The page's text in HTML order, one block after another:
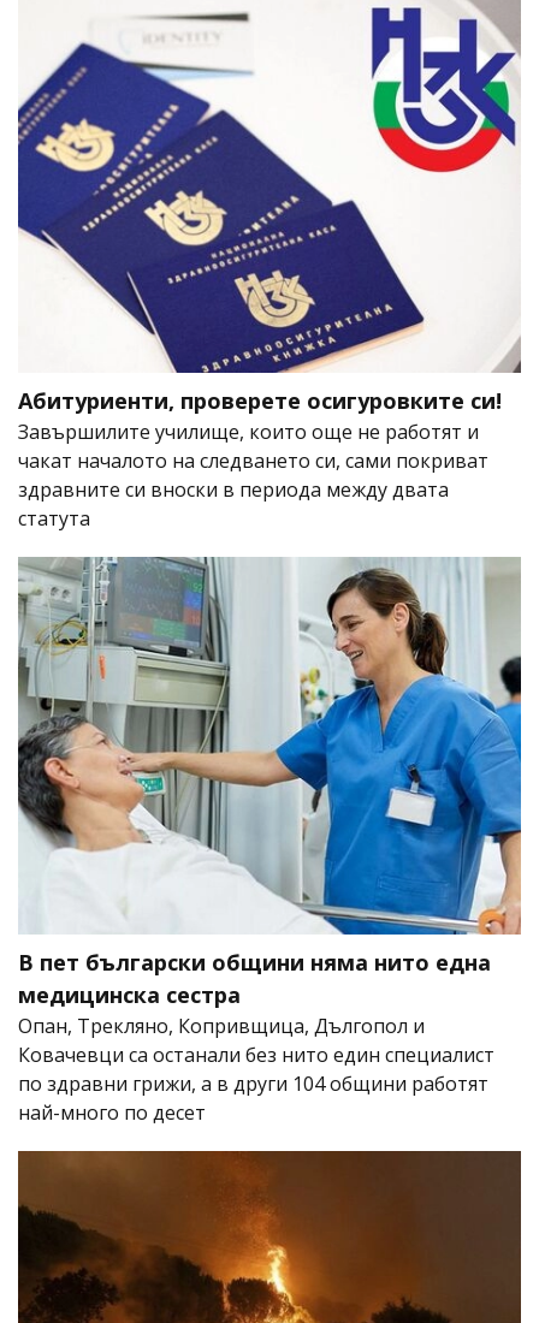
Абитуриенти, проверете осигуровките си!
Завършилите училище, които още не работят и
чакат началото на следването си, сами покриват
здравните си вноски в периода между двата
статута
В пет български общини няма нито една
медицинска сестра
Опан, Трекляно, Копривщица, Дългопол и
Ковачевци са останали без нито един специалист
по здравни грижи, а в други 104 общини работят
най-много по десет